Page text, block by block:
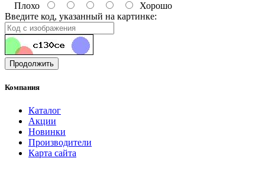
Плохо
Хорошо
Введите код, указанный на картинке:
Продолжить
Компания
Каталог
Акции
Новинки
Производители
Карта сайта